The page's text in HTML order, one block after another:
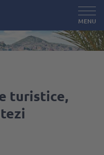
MENU
turistice,